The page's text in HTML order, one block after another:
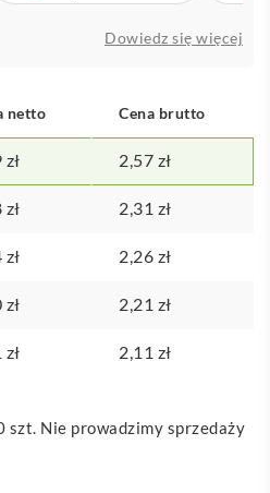
Dowiedz się więcej
netto Cena brutto
zł 2,57 zł
zł 2,31 zł
zł 2,26 zł
zł 2,21 zł
zł 2,11 zł
szt. Nie prowadzimy sprzedaży